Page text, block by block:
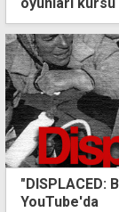
"DISPLACED:
YouTube'da